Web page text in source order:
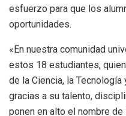
esfuerzo para que los
oportunidades.
«En nuestra comunidad
estos 18 estudiantes,
de la Ciencia, la
gracias a su talento,
ponen en alto el nombre